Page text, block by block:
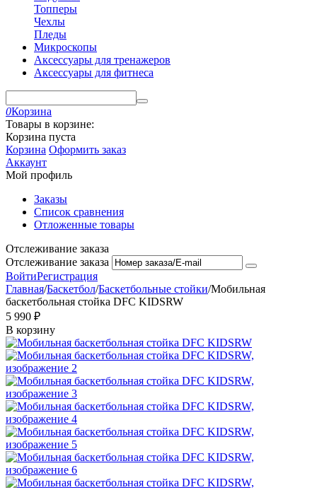
Топперы
Чехлы
Пледы
Микроскопы
Аксессуары для тренажеров
Аксессуары для фитнеса
0Корзина
Товары в корзине:
Корзина пуста
Корзина Оформить заказ
Аккаунт
Мой профиль
Заказы
Список сравнения
Отложенные товары
Отслеживание заказа
Отслеживание заказа
ВойтиРегистрация
Главная/Баскетбол/Баскетбольные стойки/Мобильная
баскетбольная стойка DFC KIDSRW
5 990 ₽
В корзину